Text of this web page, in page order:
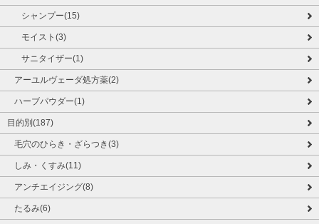
シャンプー(15)
モイスト(3)
サニタイザー(1)
アーユルヴェーダ処方薬(2)
ハーブパウダー(1)
目的別(187)
毛穴のひらき・ざらつき(3)
しみ・くすみ(11)
アンチエイジング(8)
たるみ(6)